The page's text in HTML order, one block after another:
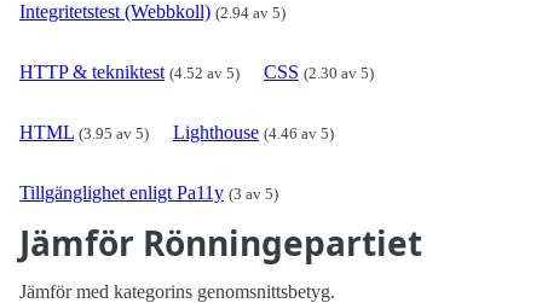
Integritetstest (Webbkoll) (2.94 av 5)
HTTP & tekniktest (4.52 av 5) CSS (2.30 av 5)
HTML (3.95 av 5) Lighthouse (4.46 av 5)
Tillgänglighet enligt Pa11y (3 av 5)
Jämför Rönningepartiet
Jämför med kategorins genomsnittsbetyg.